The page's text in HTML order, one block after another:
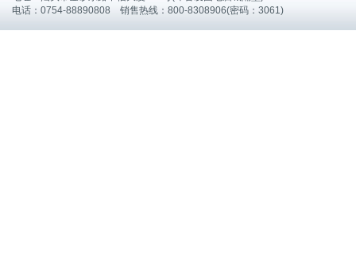
电话：0754-88890808 销售热线：800-8308906(密码：3061)